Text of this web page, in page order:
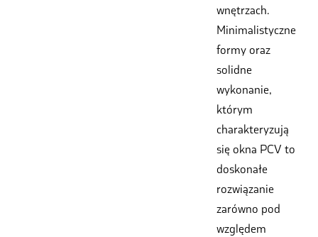
wnętrzach.
Minimalistyczne
formy oraz
solidne
wykonanie,
którym
charakteryzują
się okna PCV to
doskonałe
rozwiązanie
zarówno pod
względem